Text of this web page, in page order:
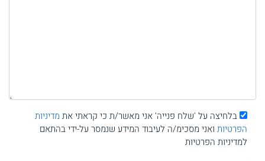
בלחיצה על 'שלח פנייה' אני מאשר/ת כי קראתי את מדיניות
הפרטיות ואני מסכימ/ה לעיבוד המידע שנמסר על-ידי בהתאם
למדיניות הפרטיות